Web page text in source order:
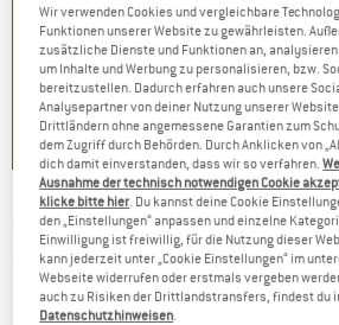
Preis
9,98 €
Produktgruppe
Funktionsshirt
Preis
59,95 €reduzierter Preis
47,96 €
0,0(0)
74,95
GRIVEL -The North Machine -
(0)
Wir verwenden Cookies und vergleichbare
Funktionen unserer Website zu gewährleisten.
zusätzliche Dienste und Funktionen an,
um Inhalte und Werbung zu personalisieren, bzw.
bereitzustellen. Dadurch erfahren auch unsere
Analysepartner von deiner Nutzung unserer
Drittländern ohne angemessene Garantien zum
dem Zugriff durch Behörden. Durch Anklicken von
dich damit einverstanden, dass wir so verfahren.
Ausnahme der technisch notwendigen Cookie
klicke bitte hier . Du kannst deine Cookie
den „Einstellungen“ anpassen und einzelne
Einwilligung ist freiwillig, für die Nutzung dieser
kann jederzeit unter „Cookie Einstellungen“ im
Webseite widerrufen oder erstmals vergeben
auch zu Risiken der Drittlandstransfers, findest du
Datenschutzhinweisen